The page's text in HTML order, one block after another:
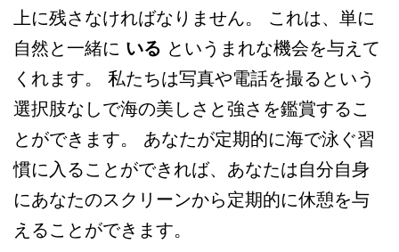
上に残さなければなりません。 これは、単に
自然と一緒に いる というまれな機会を与えて
くれます。 私たちは写真や電話を撮るという
選択肢なしで海の美しさと強さを鑑賞するこ
とができます。 あなたが定期的に海で泳ぐ習
慣に入ることができれば、あなたは自分自身
にあなたのスクリーンから定期的に休憩を与
えることができます。